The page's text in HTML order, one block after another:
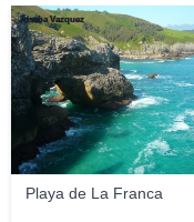
Playa de La Franca
Joseba Vazquez